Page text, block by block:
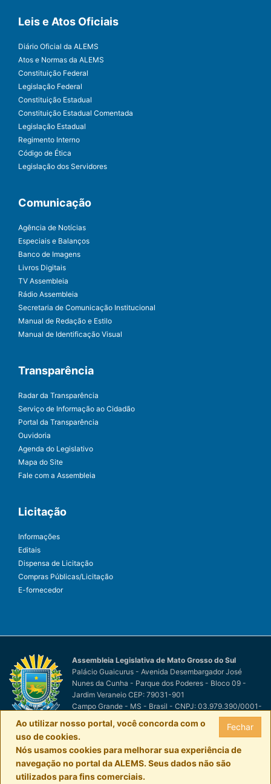
Leis e Atos Oficiais
Diário Oficial da ALEMS
Atos e Normas da ALEMS
Constituição Federal
Legislação Federal
Constituição Estadual
Constituição Estadual Comentada
Legislação Estadual
Regimento Interno
Código de Ética
Legislação dos Servidores
Comunicação
Agência de Notícias
Especiais e Balanços
Banco de Imagens
Livros Digitais
TV Assembleia
Rádio Assembleia
Secretaria de Comunicação Institucional
Manual de Redação e Estilo
Manual de Identificação Visual
Transparência
Radar da Transparência
Serviço de Informação ao Cidadão
Portal da Transparência
Ouvidoria
Agenda do Legislativo
Mapa do Site
Fale com a Assembleia
Licitação
Informações
Editais
Dispensa de Licitação
Compras Públicas/Licitação
E-fornecedor
Assembleia Legislativa de Mato Grosso do Sul
Palácio Guaicurus - Avenida Desembargador José
Nunes da Cunha - Parque dos Poderes - Bloco 09 -
Jardim Veraneio CEP: 79031-901
Campo Grande - MS - Brasil - CNPJ: 03.979.390/0001-
© Assembleia Legislativa de Mato Grosso do Sulpor
Easy Net Tecnologia da Informação
Fechar
Ao utilizar nosso portal, você concorda com o
uso de cookies.
Nós usamos cookies para melhorar sua experiência de
navegação no portal da ALEMS. Seus dados não são
utilizados para fins comerciais.